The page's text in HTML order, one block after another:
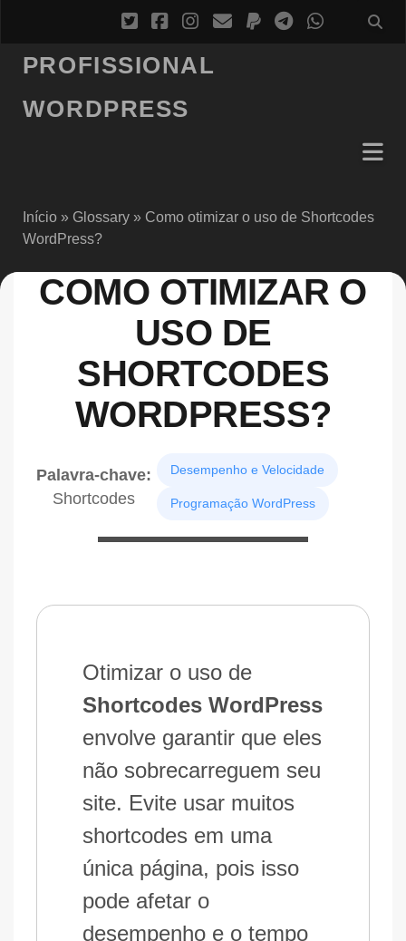
PROFISSIONAL
WORDPRESS
Início» Glossary» Como otimizar o uso de Shortcodes
WordPress?
COMO OTIMIZAR O
USO DE
SHORTCODES
WORDPRESS?
Palavra-chave:
Shortcodes
Desempenho e Velocidade
Programação WordPress
Otimizar o uso de
Shortcodes WordPress
envolve garantir que eles
não sobrecarreguem seu
site. Evite usar muitos
shortcodes em uma
única página, pois isso
pode afetar o
desempenho e o tempo